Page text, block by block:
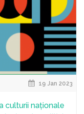
19 Jan 2023
culturii naționale